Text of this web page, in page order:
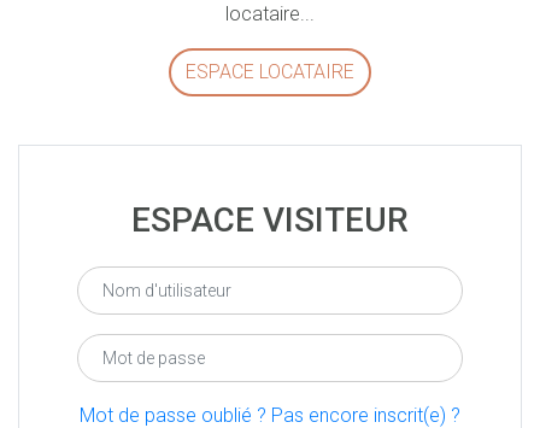
locataire...
ESPACE LOCATAIRE
ESPACE VISITEUR
Mot de passe oublié ? Pas encore inscrit(e) ?